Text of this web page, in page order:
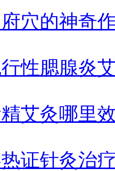
穴的神奇
性腮腺炎
艾灸哪里
证针灸治